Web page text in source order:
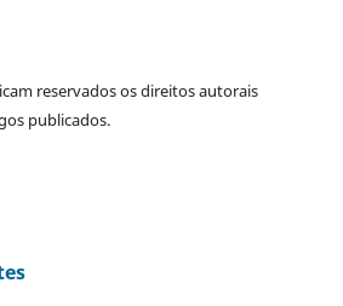
reservados os direitos autorais
publicados.